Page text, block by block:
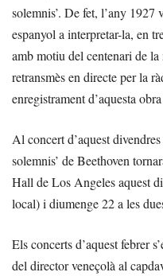
solemnis’. De fet, l’any 1927
espanyol a interpretar-la, en
amb motiu del centenari de
retransmès en directe per la
enregistrament d’aquesta
Al concert d’aquest
solemnis’ de Beethoven
Hall de Los Angeles aquest
local) i diumenge 22 a les
Els concerts d’aquest febrer
del director veneçolà al